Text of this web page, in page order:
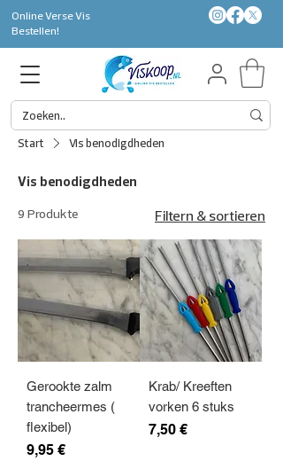
Online Verse Vis
Bestellen!
Start Vis benodigdheden
Vis benodigdheden
9 Produkte Filtern & sortieren
Gerookte zalm
trancheermes (
flexibel)
Preis
9,95 €
Krab/ Kreeften
vorken 6 stuks
Preis
7,50 €